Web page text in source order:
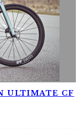
ULTIMATE CF